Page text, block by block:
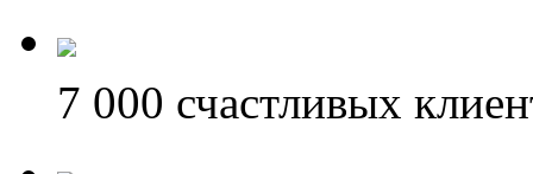
7 000 счастливых